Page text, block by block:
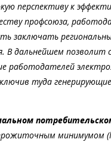
перспективу к
профсоюза,
заключать
В дальнейшем позволит
работодателей
туда
минимумом